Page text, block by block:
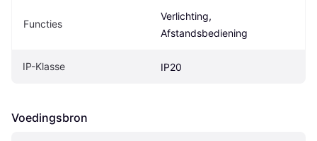
Functies
Verlichting,
Afstandsbediening
IP-Klasse IP20
Voedingsbron